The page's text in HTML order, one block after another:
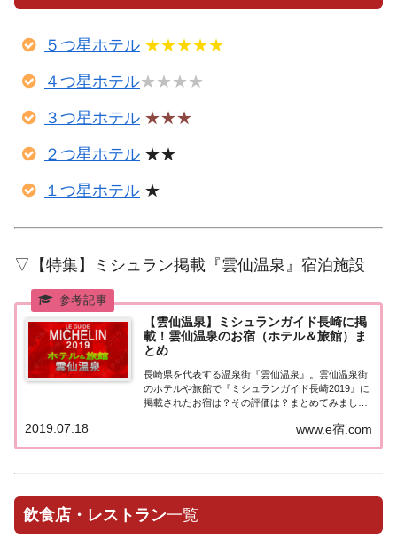
５つ星ホテル ★★★★★
４つ星ホテル★★★★
３つ星ホテル ★★★
２つ星ホテル ★★
１つ星ホテル ★
▽【特集】ミシュラン掲載『雲仙温泉』宿泊施設
【雲仙温泉】ミシュランガイド長崎に掲
載！雲仙温泉のお宿（ホテル＆旅館）ま
とめ
長崎県を代表する温泉街『雲仙温泉』。雲仙温泉街
のホテルや旅館で『ミシュランガイド長崎2019』に
掲載されたお宿は？その評価は？まとめてみました
イド長崎2019とは？2019年7月13日に発売された
「ミシュランガイド福岡・佐賀・長崎 2...
www.e宿.com
2019.07.18
飲食店・レストラン一覧